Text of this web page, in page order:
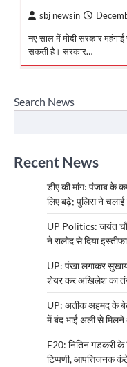
sbj newsin
नए साल में मोदी सरकार
सकती है। सरकार…
Search News
Recent News
डीए की मांग: पंजाब के
लिए बढ़े; पुलिस ने
UP Politics: जयंत
ने रालोद से दिया
UP: पंखा लगाकर
शेयर कर अखिलेश का
UP: अतीक अहमद के
में बंद भाई अली से
E20: नितिन गडकरी के
टिप्पणी, आपत्तिजनक